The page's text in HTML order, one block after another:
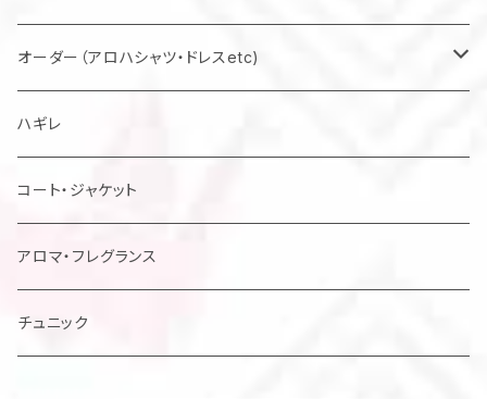
マスク
オーダー（アロハシャツ・ドレスetc)
メンズアロハシャツ他
レディスドレス・シャツ他
ハギレ
コート・ジャケット
アロマ・フレグランス
チュニック